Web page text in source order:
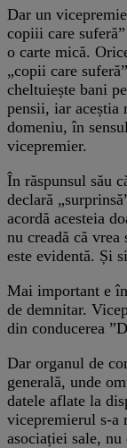
Dar un
copiii care
o carte mică.
„copii care
cheltuiește bani
pensii, iar aceștia
domeniu, în
vicepremier.
În răspunsul său
declară
acordă acesteia
nu creadă că
este evidentă. Și
Mai important e
de demnitar.
din conducerea
Dar organul de
generală, unde
datele aflate la
vicepremierul s-a
asociației sale, nu